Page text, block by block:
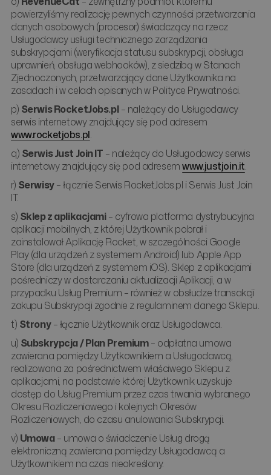
powierzyliśmy realizację pewnych czynności przetwarzania
danych osobowych (procesor) świadczący na rzecz
Usługodawcy usługi technicznego zarządzania
subskrypcjami (weryfikacja statusu subskrypcji, obsługa
uprawnień, obsługa webhooków), z siedzibą w Stanach
Zjednoczonych, przetwarzający dane Użytkownika na
zasadach i w celach opisanych w Polityce Prywatności.
p) Serwis RocketJobs.pl– należący do Usługodawcy
serwis internetowy znajdujący się pod adresem
www.rocketjobs.pl.
q) Serwis Just Join IT – należący do Usługodawcy serwis
internetowy znajdujący się pod adresemwww.justjoin.it.
r) Serwisy– łącznie Serwis RocketJobs.pl i Serwis Just Join
IT.
s) Sklep z aplikacjami– cyfrowa platforma dystrybucyjna
aplikacji mobilnych, z której Użytkownik pobrał i
zainstalował Aplikację Rocket, w szczególności Google
Play (dla urządzeń z systemem Android) lub Apple App
Store (dla urządzeń z systemem iOS). Sklep z aplikacjami
pośredniczy w dostarczaniu aktualizacji Aplikacji, a w
przypadku Usług Premium – również w obsłudze transakcji
zakupu Subskrypcji zgodnie z regulaminem danego Sklepu.
t) Strony– łącznie Użytkownik oraz Usługodawca.
u) Subskrypcja / Plan Premium– odpłatna umowa
zawierana pomiędzy Użytkownikiem a Usługodawcą,
realizowana za pośrednictwem właściwego Sklepu z
aplikacjami, na podstawie której Użytkownik uzyskuje
dostęp do Usług Premium przez czas trwania wybranego
Okresu Rozliczeniowego i kolejnych Okresów
Rozliczeniowych, do czasu anulowania Subskrypcji.
v) Umowa– umowa o świadczenie Usług drogą
elektroniczną zawierana pomiędzy Usługodawcą a
Użytkownikiem na czas nieokreślony.